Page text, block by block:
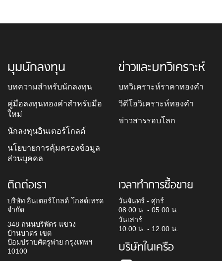
มุมนักลงทุน
บทความสำหรับนักลงทุน
คู่มือลงทุนทองคำสำหรับมือ
ใหม่
นักลงทุนอินเตอร์โกลด์
นโยบายการคุ้มครองข้อมูล
ส่วนบุคคล
ข่าวและบทวิเคราะห์
บทวิเคราะห์ราคาทองคำ
วิดีโอวิเคราะห์ทองคำ
ข่าวสารรอบโลก
ติดต่อเรา
บริษัท อินเตอร์โกลด์ โกลด์เทรด
จำกัด
348 ถนนบริพัตร แขวง
บ้านบาตร เขต
ป้อมปราบศัตรูพ่าย กรุงเทพฯ
10100
เวลาทำการซื้อขาย
วันจันทร์ - ศุกร์
08.00 น. - 05.00 น.
วันเสาร์
10.00 น. - 12.00 น.
บริษัทในเครือ